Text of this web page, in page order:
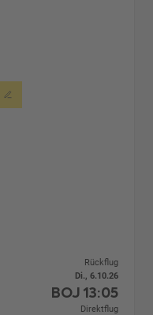
Rückflug
Di., 6.10.26
BOJ 13:05
Direktflug